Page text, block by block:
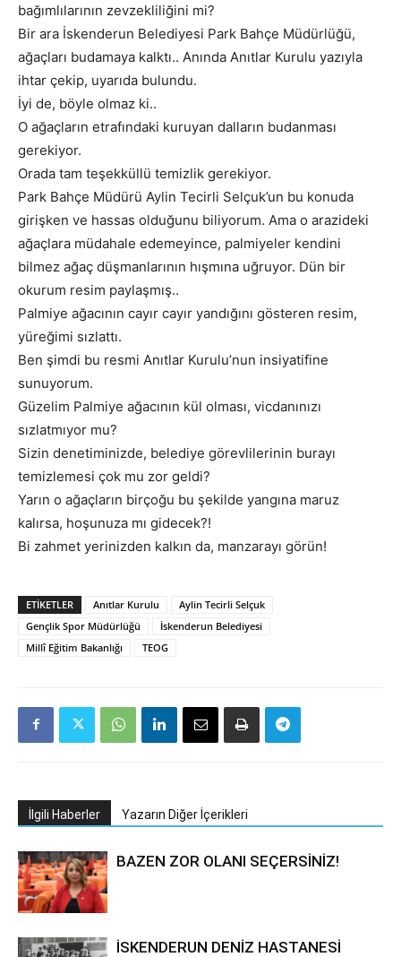
bağımlılarının zevzekliliğini mi?
Bir ara İskenderun Belediyesi Park Bahçe Müdürlüğü,
ağaçları budamaya kalktı.. Anında Anıtlar Kurulu yazıyla
ihtar çekip, uyarıda bulundu.
İyi de, böyle olmaz ki..
O ağaçların etrafındaki kuruyan dalların budanması
gerekiyor.
Orada tam teşekküllü temizlik gerekiyor.
Park Bahçe Müdürü Aylin Tecirli Selçuk’un bu konuda
girişken ve hassas olduğunu biliyorum. Ama o arazideki
ağaçlara müdahale edemeyince, palmiyeler kendini
bilmez ağaç düşmanlarının hışmına uğruyor. Dün bir
okurum resim paylaşmış..
Palmiye ağacının cayır cayır yandığını gösteren resim,
yüreğimi sızlattı.
Ben şimdi bu resmi Anıtlar Kurulu’nun insiyatifine
sunuyorum.
Güzelim Palmiye ağacının kül olması, vicdanınızı
sızlatmıyor mu?
Sizin denetiminizde, belediye görevlilerinin burayı
temizlemesi çok mu zor geldi?
Yarın o ağaçların birçoğu bu şekilde yangına maruz
kalırsa, hoşunuza mı gidecek?!
Bi zahmet yerinizden kalkın da, manzarayı görün!
ETIKETLER Anıtlar Kurulu
Aylin Tecirli Selçuk
Gençlik Spor Müdürlüğü
İskenderun Belediyesi
Millî Eğitim Bakanlığı
TEOG
İlgili Haberler Yazarın Diğer İçerikleri
BAZEN ZOR OLANI SEÇERSİNİZ!
İSKENDERUN DENİZ HASTANESİ